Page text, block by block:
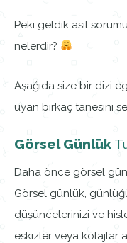
Peki geldik asıl
nelerdir?
Aşağıda size bir dizi
uyan birkaç tanesini
Görsel Günlük
Daha önce görsel
Görsel günlük,
düşüncelerinizi ve
eskizler veya kolajlar